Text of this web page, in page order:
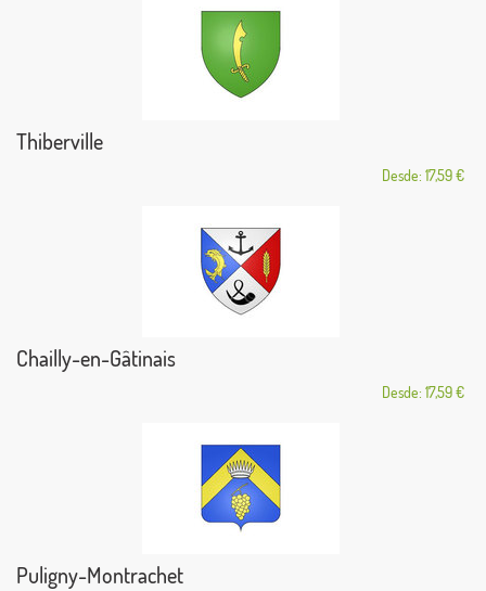
Thiberville
Desde: 17,59 €
Chailly-en-Gâtinais
Desde: 17,59 €
Puligny-Montrachet